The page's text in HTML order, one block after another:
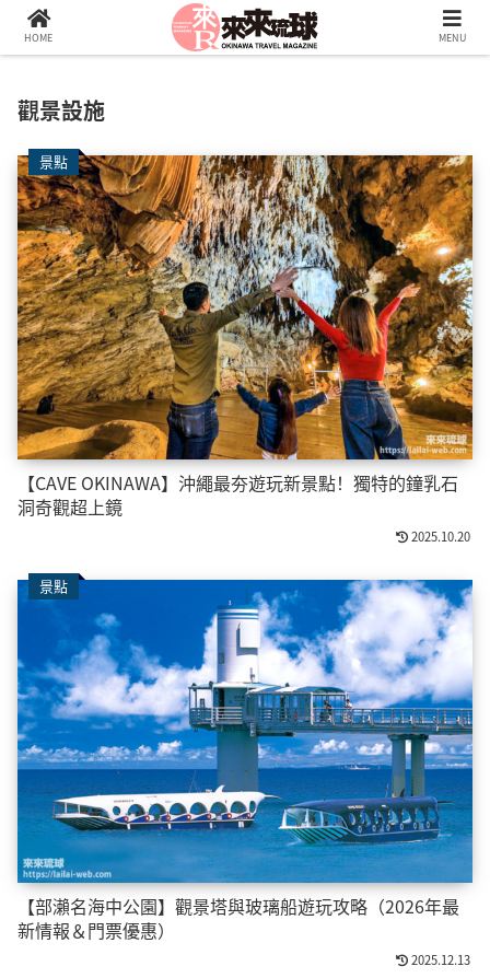
觀景設施
景點
【CAVE OKINAWA】沖繩最夯遊玩新景點！獨特的鐘乳石
洞奇觀超上鏡
2025.10.20
景點
【部瀨名海中公園】觀景塔與玻璃船遊玩攻略（2026年最
新情報＆門票優惠）
2025.12.13
HOME MENU